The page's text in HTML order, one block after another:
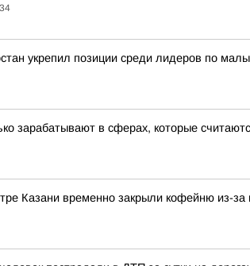
укрепил позиции среди лидеров по
зарабатывают в сферах, которые
Казани временно закрыли кофейню из-за